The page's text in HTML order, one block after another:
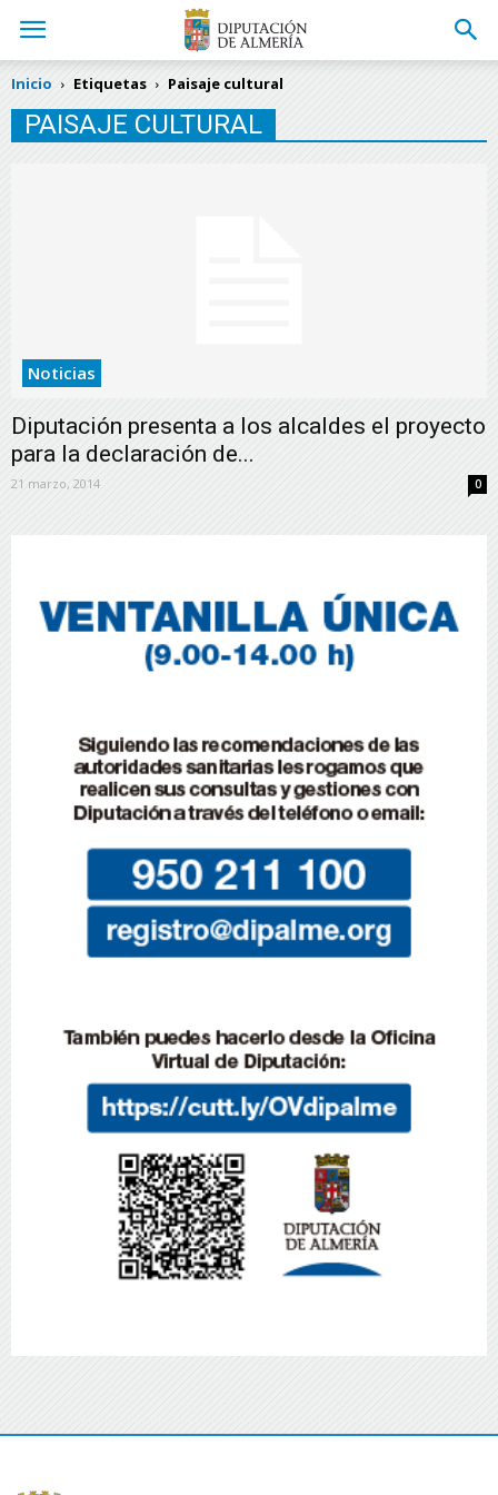
Inicio Etiquetas Paisaje cultural
PAISAJE CULTURAL
Noticias
Diputación presenta a los alcaldes el proyecto
para la declaración de...
21 marzo, 2014 0